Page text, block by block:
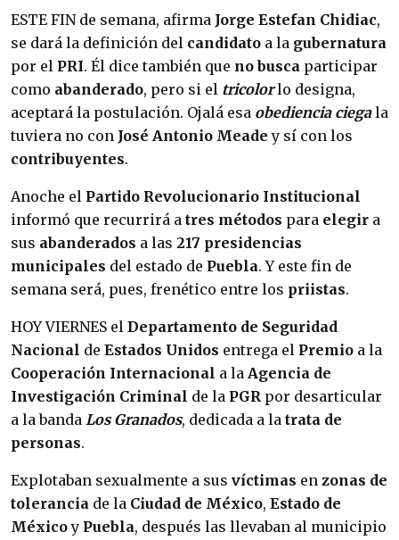
ESTE FIN de semana, afirma Jorge Estefan Chidiac,
se dará la definición del candidato a la gubernatura
por el PRI. Él dice también que no busca participar
como abanderado, pero si el tricolorlo designa,
aceptará la postulación. Ojalá esa obediencia ciegala
tuviera no con José Antonio Meade y sí con los
contribuyentes.
Anoche el Partido Revolucionario Institucional
informó que recurrirá a tres métodos para elegir a
sus abanderados a las 217 presidencias
municipales del estado de Puebla. Y este fin de
semana será, pues, frenético entre los priistas.
HOY VIERNES el Departamento de Seguridad
Nacional de Estados Unidos entrega el Premio a la
Cooperación Internacional a la Agencia de
Investigación Criminal de la PGR por desarticular
a la banda Los Granados, dedicada a la trata de
personas.
Explotaban sexualmente a sus víctimas en zonas de
tolerancia de la Ciudad de México, Estado de
Méxicoy Puebla, después las llevaban al municipio